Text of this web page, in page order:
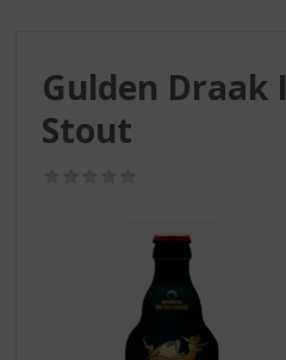
Gulden Draak
Stout